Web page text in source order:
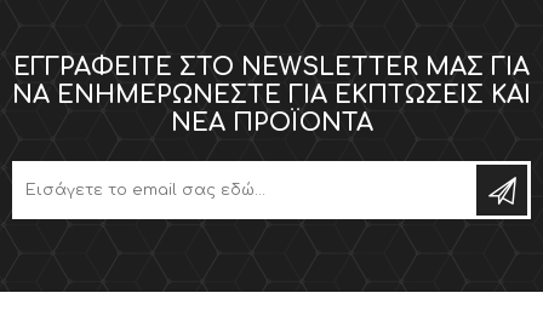
ΕΓΓΡΑΦΕΊΤΕ ΣΤΟ NEWSLETTER ΜΑΣ ΓΙΑ
ΝΑ ΕΝΗΜΕΡΏΝΕΣΤΕ ΓΙΑ ΕΚΠΤΏΣΕΙΣ ΚΑΙ
ΝΈΑ ΠΡΟΪΌΝΤΑ